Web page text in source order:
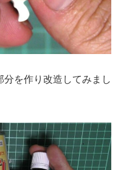
分を作り改造してみまし